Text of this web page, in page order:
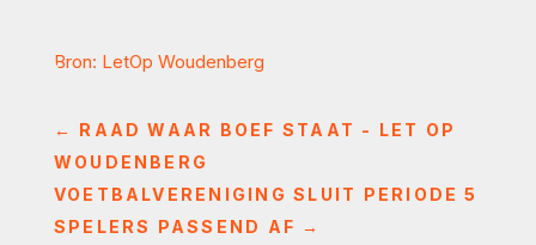
Bron: LetOp Woudenberg
← RAAD WAAR BOEF STAAT - LET OP
WOUDENBERG
VOETBALVERENIGING SLUIT PERIODE 5
SPELERS PASSEND AF →